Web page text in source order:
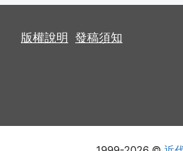
版權說明 發稿須知